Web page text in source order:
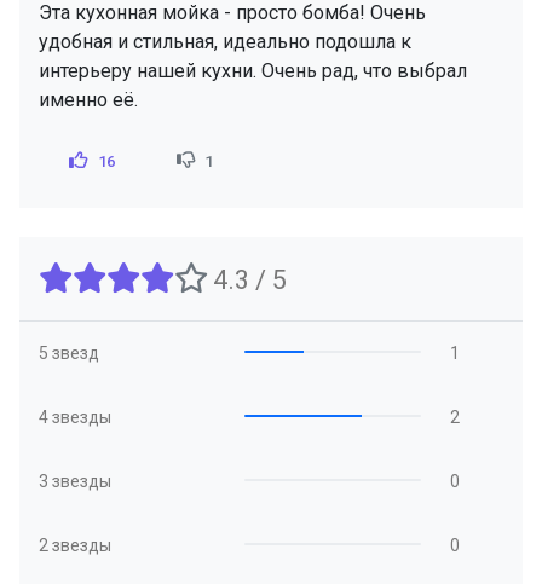
Эта кухонная мойка - просто бомба! Очень
удобная и стильная, идеально подошла к
интерьеру нашей кухни. Очень рад, что выбрал
именно её.
16 1
4.3 / 5
5 звезд 1
4 звезды 2
3 звезды 0
2 звезды 0